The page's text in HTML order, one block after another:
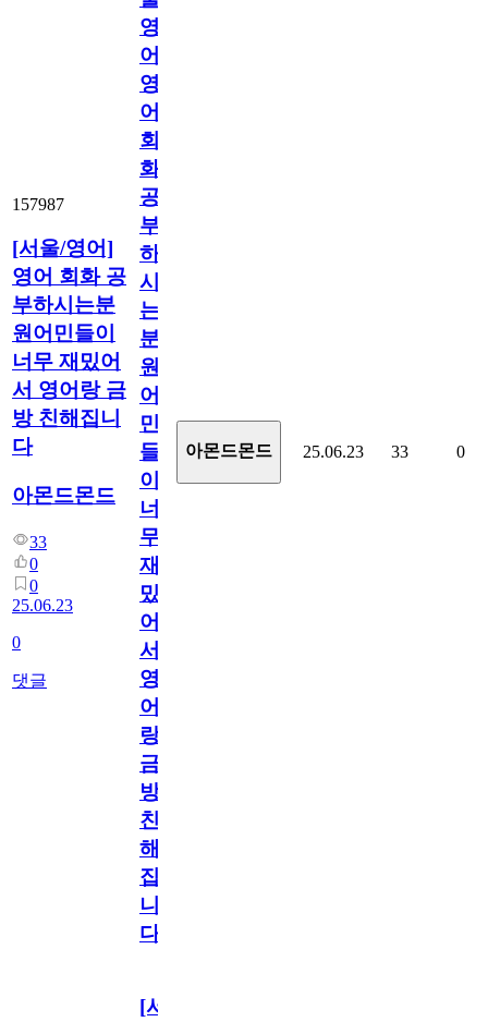
157987
[서울/영어]
영어 회화 공
부하시는분
원어민들이
너무 재밌어
서 영어랑 금
방 친해집니
다
아몬드몬드
33
0
0
25.06.23
0
댓글
영
어]
영
어
회
화
공
부
하
시
는
분
원
어
민
들
이
너
무
재
밌
어
서
영
어
랑
금
방
친
해
집
니
다
아몬드몬드 25.06.23 33 0
[서